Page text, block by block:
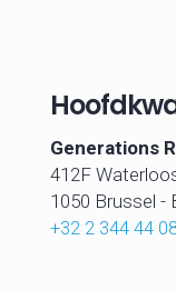
Generations
412F
1050 Brussel -
+32 2 344 44